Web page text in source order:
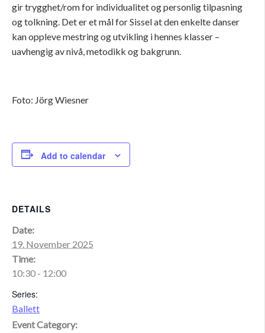
gir trygghet/rom for individualitet og personlig tilpasning
og tolkning. Det er et mål for Sissel at den enkelte danser
kan oppleve mestring og utvikling i hennes klasser –
uavhengig av nivå, metodikk og bakgrunn.
Foto: Jörg Wiesner
Add to calendar
DETAILS
Date:
19. November 2025
Time:
10:30 - 12:00
Series:
Ballett
Event Category: